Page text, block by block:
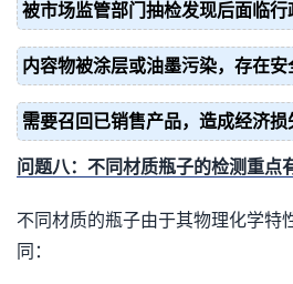
被市场监管部门抽检发现后面临行
内容物被涂层或油墨污染，存在安
需要召回已销售产品，造成经济损
问题八：不同材质瓶子的检测重点
不同材质的瓶子由于其物理化学特
同：